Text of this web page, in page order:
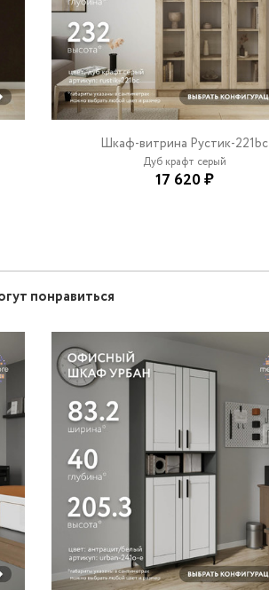
Шкаф-витрина Рустик-221bc
Дуб крафт серый
17 620 ₽
понравиться